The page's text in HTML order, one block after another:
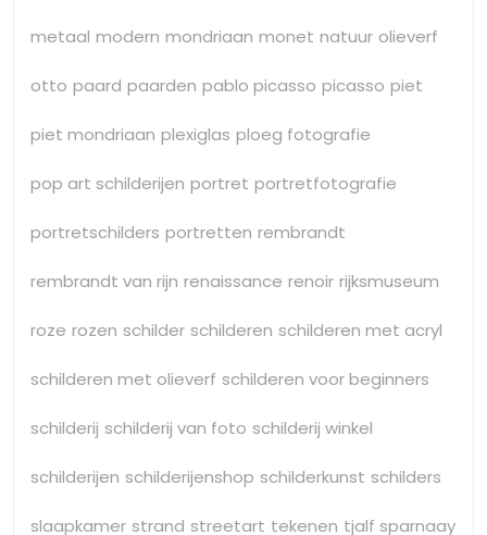
metaal modern mondriaan monet natuur olieverf
otto paard paarden pablo picasso picasso piet
piet mondriaan plexiglas ploeg fotografie
pop art schilderijen portret portretfotografie
portretschilders portretten rembrandt
rembrandt van rijn renaissance renoir rijksmuseum
roze rozen schilder schilderen schilderen met acryl
schilderen met olieverf schilderen voor beginners
schilderij schilderij van foto schilderij winkel
schilderijen schilderijenshop schilderkunst schilders
slaapkamer strand streetart tekenen tjalf sparnaay